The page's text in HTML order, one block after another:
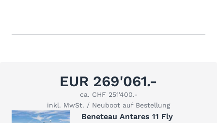
EUR 269'061.-
ca. CHF 251'400.-
inkl. MwSt. / Neuboot auf Bestellung
Beneteau Antares 11 Fly